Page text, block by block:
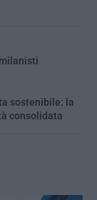
sostenibile: la
consolidata